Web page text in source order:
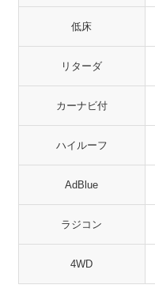
低床
リターダ
カーナビ付
ハイルーフ
AdBlue
ラジコン
4WD